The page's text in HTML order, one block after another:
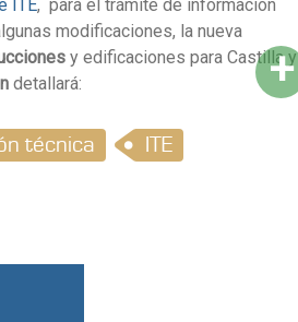
ITE, para el trámite de información
modificaciones, la nueva
y edificaciones para Castilla y
detallará: +
técnica
ITE